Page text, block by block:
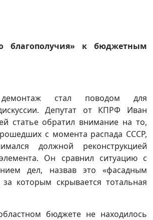
благополучия» к бюджетным
демонтаж стал поводом для
Депутат от КПРФ Иван
статье обратил внимание на то,
с момента распада СССР,
должной реконструкцией
Он сравнил ситуацию с
дел, назвав это «фасадным
за которым скрывается тотальная
бюджете не находилось